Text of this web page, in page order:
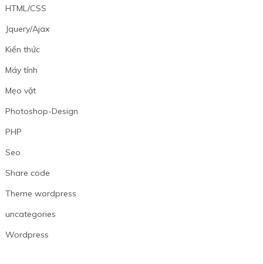
HTML/CSS
Jquery/Ajax
Kiến thức
Máy tính
Mẹo vặt
Photoshop-Design
PHP
Seo
Share code
Theme wordpress
uncategories
Wordpress